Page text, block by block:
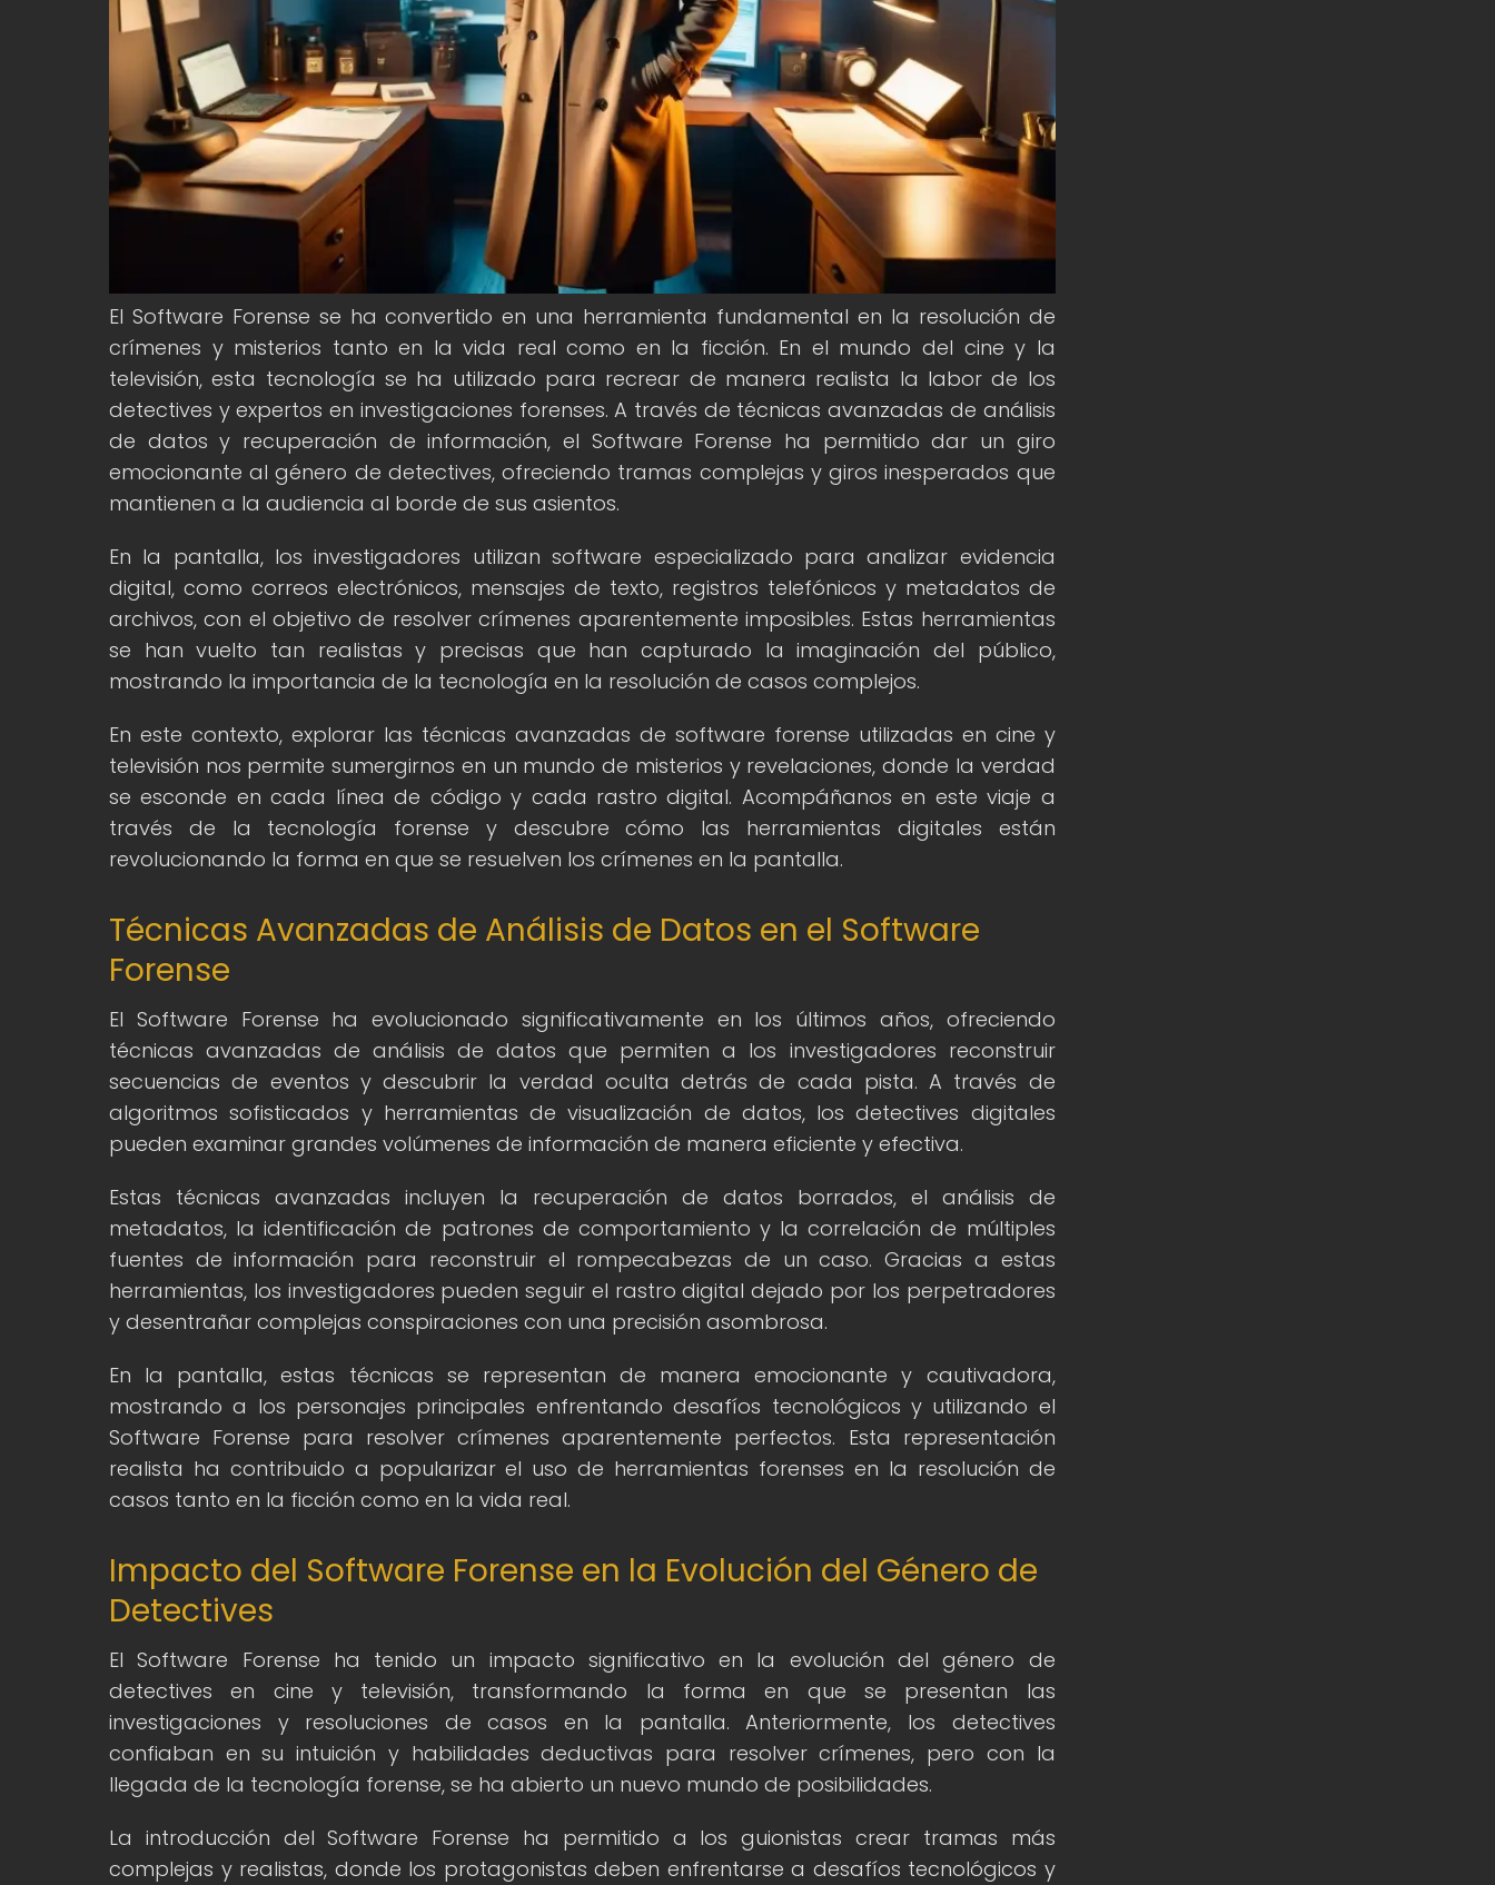
El Software Forense se ha convertido en una herramienta fundamental en la resolución de
crímenes y misterios tanto en la vida real como en la ficción. En el mundo del cine y la
televisión, esta tecnología se ha utilizado para recrear de manera realista la labor de los
detectives y expertos en investigaciones forenses. A través de técnicas avanzadas de análisis
de datos y recuperación de información, el Software Forense ha permitido dar un giro
emocionante al género de detectives, ofreciendo tramas complejas y giros inesperados que
mantienen a la audiencia al borde de sus asientos.
En la pantalla, los investigadores utilizan software especializado para analizar evidencia
digital, como correos electrónicos, mensajes de texto, registros telefónicos y metadatos de
archivos, con el objetivo de resolver crímenes aparentemente imposibles. Estas herramientas
se han vuelto tan realistas y precisas que han capturado la imaginación del público,
mostrando la importancia de la tecnología en la resolución de casos complejos.
En este contexto, explorar las técnicas avanzadas de software forense utilizadas en cine y
televisión nos permite sumergirnos en un mundo de misterios y revelaciones, donde la verdad
se esconde en cada línea de código y cada rastro digital. Acompáñanos en este viaje a
través de la tecnología forense y descubre cómo las herramientas digitales están
revolucionando la forma en que se resuelven los crímenes en la pantalla.
Técnicas Avanzadas de Análisis de Datos en el Software
Forense
El Software Forense ha evolucionado significativamente en los últimos años, ofreciendo
técnicas avanzadas de análisis de datos que permiten a los investigadores reconstruir
secuencias de eventos y descubrir la verdad oculta detrás de cada pista. A través de
algoritmos sofisticados y herramientas de visualización de datos, los detectives digitales
pueden examinar grandes volúmenes de información de manera eficiente y efectiva.
Estas técnicas avanzadas incluyen la recuperación de datos borrados, el análisis de
metadatos, la identificación de patrones de comportamiento y la correlación de múltiples
fuentes de información para reconstruir el rompecabezas de un caso. Gracias a estas
herramientas, los investigadores pueden seguir el rastro digital dejado por los perpetradores
y desentrañar complejas conspiraciones con una precisión asombrosa.
En la pantalla, estas técnicas se representan de manera emocionante y cautivadora,
mostrando a los personajes principales enfrentando desafíos tecnológicos y utilizando el
Software Forense para resolver crímenes aparentemente perfectos. Esta representación
realista ha contribuido a popularizar el uso de herramientas forenses en la resolución de
casos tanto en la ficción como en la vida real.
Impacto del Software Forense en la Evolución del Género de
Detectives
El Software Forense ha tenido un impacto significativo en la evolución del género de
detectives en cine y televisión, transformando la forma en que se presentan las
investigaciones y resoluciones de casos en la pantalla. Anteriormente, los detectives
confiaban en su intuición y habilidades deductivas para resolver crímenes, pero con la
llegada de la tecnología forense, se ha abierto un nuevo mundo de posibilidades.
La introducción del Software Forense ha permitido a los guionistas crear tramas más
complejas y realistas, donde los protagonistas deben enfrentarse a desafíos tecnológicos y